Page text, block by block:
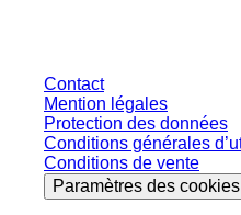
Contact
Mention légales
Protection des données
Conditions générales
Conditions de vente
Paramètres des cookies